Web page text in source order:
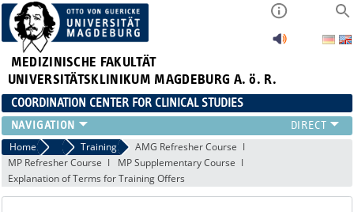
MEDIZINISCHE FAKULTÄT
UNIVERSITÄTSKLINIKUM MAGDEBURG A. ö. R.
COORDINATION CENTER FOR CLINICAL STUDIES
PROFILE
ÜBER UNS_ALT
RANGE OF SERVICES
Home Range of Services
Training
AMG Refresher Course
MP Refresher Course
MP Supplementary Course
Explanation of Terms for Training Offers